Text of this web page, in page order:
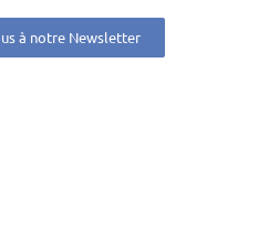
à notre Newsletter